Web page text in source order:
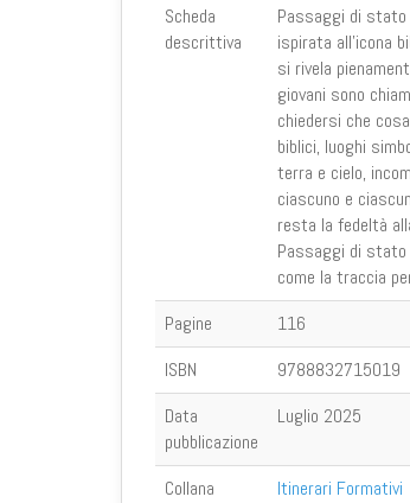
Scheda
descrittiva
Passaggi di stato
ispirata all’icona
si rivela
giovani sono
chiedersi che
biblici, luoghi
terra e cielo,
ciascuno e
resta la fedeltà
Passaggi di stato
come la traccia
Pagine
116
ISBN
9788832715019
Data
pubblicazione
Luglio 2025
Collana
Itinerari Formativi